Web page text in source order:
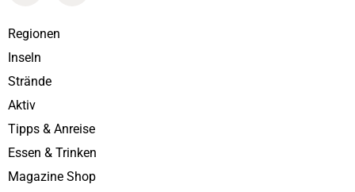
Regionen
Inseln
Strände
Aktiv
Tipps & Anreise
Essen & Trinken
Magazine Shop